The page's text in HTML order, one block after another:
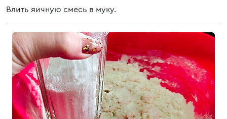
Влить яичную смесь в муку.